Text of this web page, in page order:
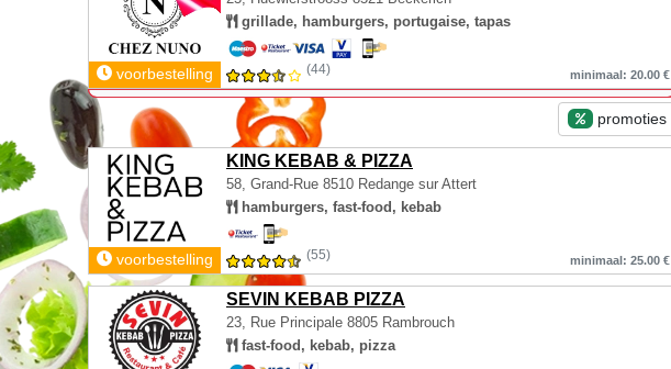
grillade, hamburgers, portugaise, tapas
voorbestelling (44) minimaal: 20.00 €
promoties
KING KEBAB & PIZZA
58, Grand-Rue 8510 Redange sur Attert
hamburgers, fast-food, kebab
voorbestelling (55) minimaal: 25.00 €
SEVIN KEBAB PIZZA
23, Rue Principale 8805 Rambrouch
fast-food, kebab, pizza